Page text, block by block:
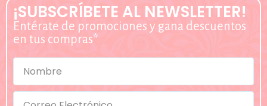
¡SUBSCRÍBETE AL NEWSLETTER!
Entérate de promociones y gana descuentos
en tus compras*